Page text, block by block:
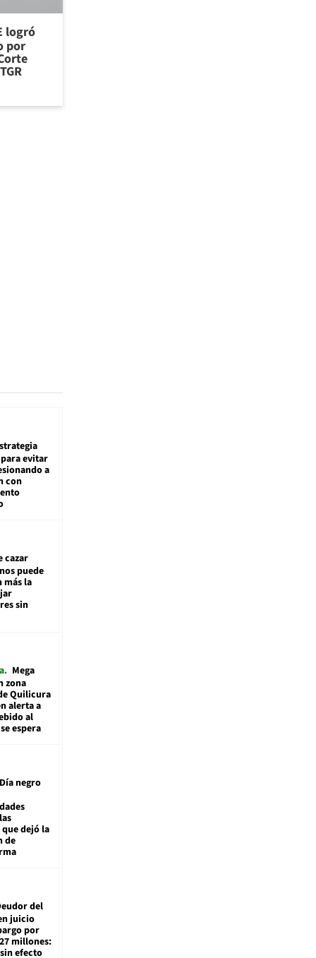
logró
por
evitar
a
con
cazar
puede
más la
sin
Mega
zona
Quilicura
alerta a
al
espera
negro
dejó la
de
del
juicio
por
millones:
efecto